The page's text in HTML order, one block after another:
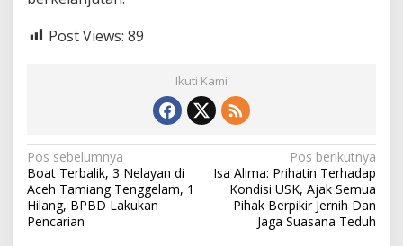
Post Views: 89
Ikuti Kami
N
a
v
Pos sebelumnya
Boat Terbalik, 3 Nelayan di
Aceh Tamiang Tenggelam, 1
Hilang, BPBD Lakukan
Pencarian
Pos berikutnya
Isa Alima: Prihatin Terhadap
Kondisi USK, Ajak Semua
Pihak Berpikir Jernih Dan
Jaga Suasana Teduh